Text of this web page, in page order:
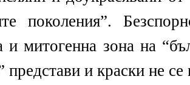
поколения”.
и митогенна зона на
представи и краски не